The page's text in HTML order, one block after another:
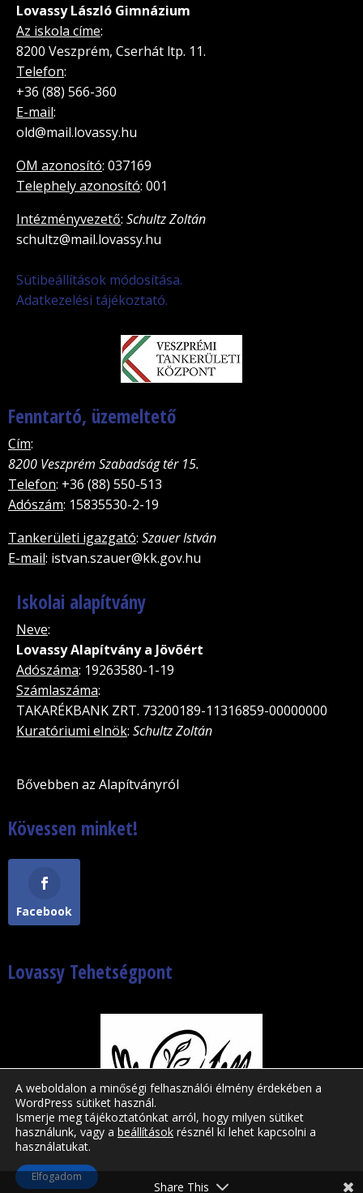
Lovassy László Gimnázium
Az iskola címe:
8200 Veszprém, Cserhát ltp. 11.
Telefon:
+36 (88) 566-360
E-mail:
old@mail.lovassy.hu
OM azonosító: 037169
Telephely azonosító: 001
Intézményvezető: Schultz Zoltán
schultz@mail.lovassy.hu
Sütibeállítások módosítása.
Adatkezelési tájékoztató.
Fenntartó, üzemeltető
Cím:
8200 Veszprém Szabadság tér 15.
Telefon: +36 (88) 550-513
Adószám: 15835530-2-19
Tankerületi igazgató: Szauer István
E-mail: istvan.szauer@kk.gov.hu
Iskolai alapítvány
Neve:
Lovassy Alapítvány a Jövõért
Adószáma: 19263580-1-19
Számlaszáma:
TAKARÉKBANK ZRT. 73200189-11316859-00000000
Kuratóriumi elnök: Schultz Zoltán
Bővebben az Alapítványról
Kövessen minket!
Facebook
Lovassy Tehetségpont
Lovassy László Gimnázium © 2019-2026|
WordPress motor | Divi sablon
A weboldalon a minőségi felhasználói élmény érdekében a
WordPress sütiket használ.
Ismerje meg tájékoztatónkat arról, hogy milyen sütiket
használunk, vagy a beállítások résznél ki lehet kapcsolni a
használatukat.
Elfogadom
Share This